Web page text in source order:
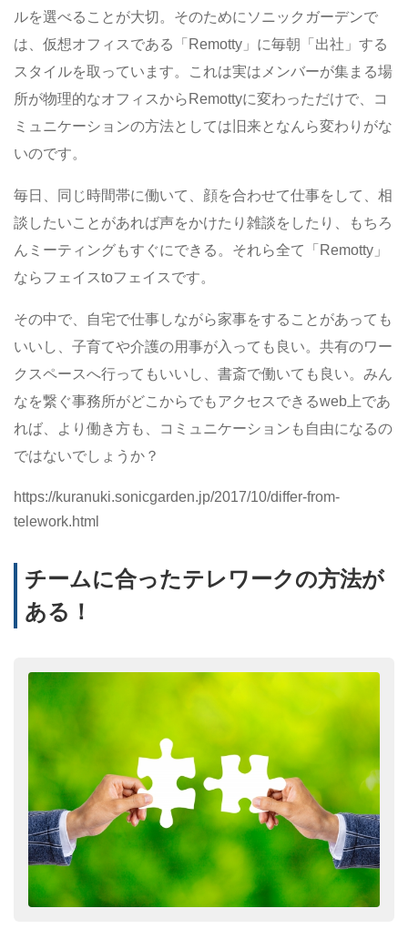
ルを選べることが大切。そのためにソニックガーデンで
は、仮想オフィスである「Remotty」に毎朝「出社」する
スタイルを取っています。これは実はメンバーが集まる場
所が物理的なオフィスからRemottyに変わっただけで、コ
ミュニケーションの方法としては旧来となんら変わりがな
いのです。
毎日、同じ時間帯に働いて、顔を合わせて仕事をして、相
談したいことがあれば声をかけたり雑談をしたり、もちろ
んミーティングもすぐにできる。それら全て「Remotty」
ならフェイスtoフェイスです。
その中で、自宅で仕事しながら家事をすることがあっても
いいし、子育てや介護の用事が入っても良い。共有のワー
クスペースへ行ってもいいし、書斎で働いても良い。みん
なを繋ぐ事務所がどこからでもアクセスできるweb上であ
れば、より働き方も、コミュニケーションも自由になるの
ではないでしょうか？
https://kuranuki.sonicgarden.jp/2017/10/differ-from-
telework.html
チームに合ったテレワークの方法が
ある！